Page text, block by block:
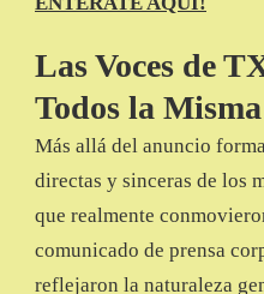
Las Voces de
Todos la
Más allá del anuncio
directas y sinceras de los
que realmente
comunicado de prensa
reflejaron la naturaleza